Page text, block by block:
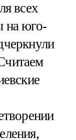
всех
на юго-